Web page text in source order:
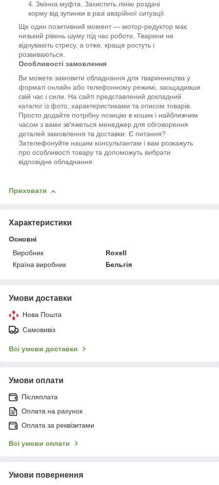
Змінна муфта. Захистить лінію роздачі
корму від зупинки в разі аварійної ситуації.
Ще один позитивний момент — мотор-редуктор має
низький рівень шуму під час роботи. Тварини не
відчувають стресу, а отже, краще ростуть і
розвиваються.
Особливості замовлення
Ви можете замовити обладнання для тваринництва у
форматі онлайн або телефонному режимі, заощадивши
свій час і сили. На сайті представлений докладний
каталог із фото, характеристиками та описом товарів.
Просто додайте потрібну позицію в кошик і найближчим
часом з вами зв'яжеться менеджер для обговорення
деталей замовлення та доставки. Є питання?
Зателефонуйте нашим консультантам і вам розкажуть
про особливості товару та допоможуть вибрати
відповідне обладнання.
Приховати
Характеристики
Основні
Виробник
Roxell
Країна виробник
Бельгія
Умови доставки
Нова Пошта
Самовивіз
Всі умови доставки
Умови оплати
Післяплата
Оплата на рахунок
Оплата за реквізитами
Всі умови оплати
Умови повернення